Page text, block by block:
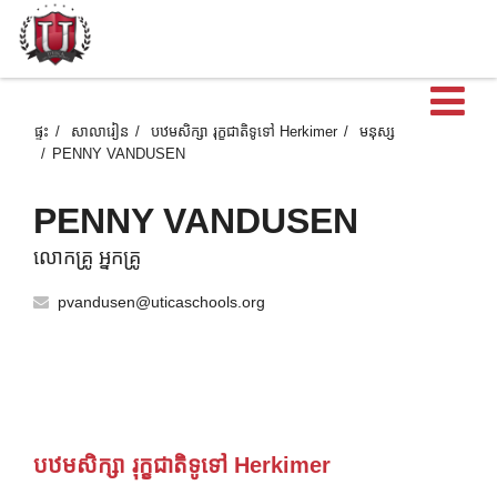
ប
ផ្ទះ សាលារៀន បឋមសិក្សា រុក្ខជាតិទូទៅ Herkimer
មនុស្ស
PENNY VANDUSEN
PENNY VANDUSEN
លោកគ្រូ អ្នកគ្រូ
pvandusen@uticaschools.org
បឋមសិក្សា រុក្ខជាតិទូទៅ Herkimer